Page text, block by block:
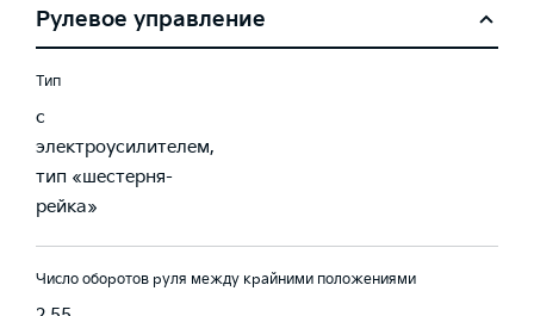
Рулевое управление
Тип
с
электроусилителем,
тип «шестерня-
рейка»
Число оборотов руля между крайними положениями